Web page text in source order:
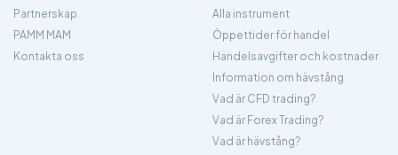
Partnerskap
PAMM MAM
Kontakta oss
Alla instrument
Öppettider för handel
Handelsavgifter och kostnader
Information om hävstång
Vad är CFD trading?
Vad är Forex Trading?
Vad är hävstång?